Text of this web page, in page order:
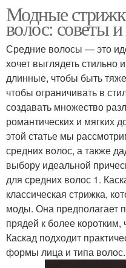
Модные
волос: советы
Средние волосы — это
хочет выглядеть
длинные, чтобы быть
чтобы ограничивать в
создавать множество
романтических и мягких
этой статье мы
средних волос, а также
выбору идеальной
для средних волос 1.
классическая стрижка,
моды. Она предполагает
прядей к более
Каскад подходит
формы лица и типа волос.